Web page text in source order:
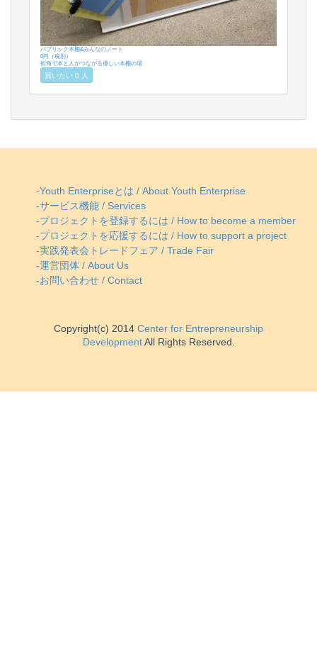
パブリック本棚&みんなのノート
0円（税別）
街角で本と人がつながる優しい本棚の場
買いたい 0 人
-Youth Enterpriseとは / About Youth Enterprise
-サービス機能 / Services
-プロジェクトを登録するには / How to become a member
-プロジェクトを応援するには / How to support a project
-実践発表会トレードフェア / Trade Fair
-運営団体 / About Us
-お問い合わせ / Contact
Copyright(c) 2014 Center for Entrepreneurship
DevelopmentAll Rights Reserved.